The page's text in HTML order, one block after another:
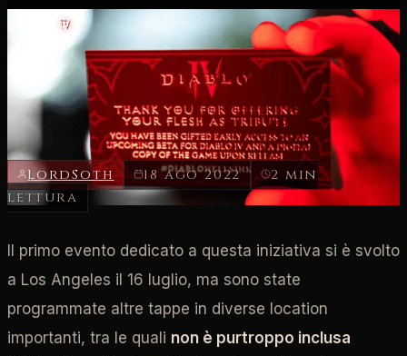
Diablo IV
Diablo IV: Hell's Ink
fa tappa a Berlino!
LordSoth 18 ago 2022
2 min
lettura
Il primo evento dedicato a questa iniziativa si è svolto
a Los Angeles il 16 luglio, ma sono state
programmate altre tappe in diverse location
importanti, tra le quali non è purtroppo inclusa